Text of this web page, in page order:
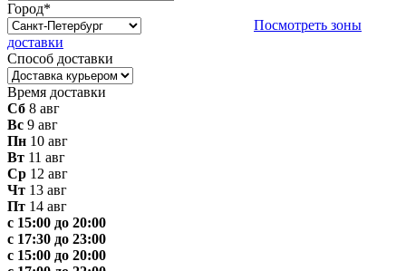
Город*
Посмотреть зоны
доставки
Способ доставки
Время доставки
Сб 8 авг
Вс 9 авг
Пн 10 авг
Вт 11 авг
Ср 12 авг
Чт 13 авг
Пт 14 авг
с 15:00 до 20:00
с 17:30 до 23:00
с 15:00 до 20:00